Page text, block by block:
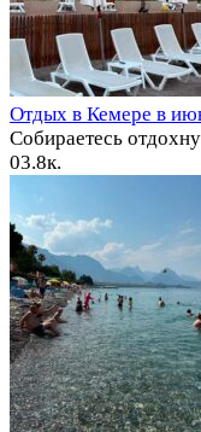
Отдых в Кемере в
Собираетесь
03.8к.